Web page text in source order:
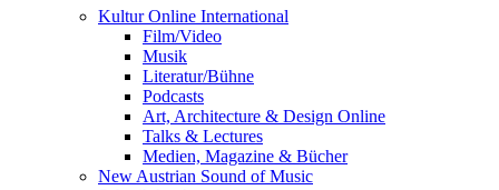
Kultur Online International
Film/Video
Musik
Literatur/Bühne
Podcasts
Art, Architecture & Design Online
Talks & Lectures
Medien, Magazine & Bücher
New Austrian Sound of Music